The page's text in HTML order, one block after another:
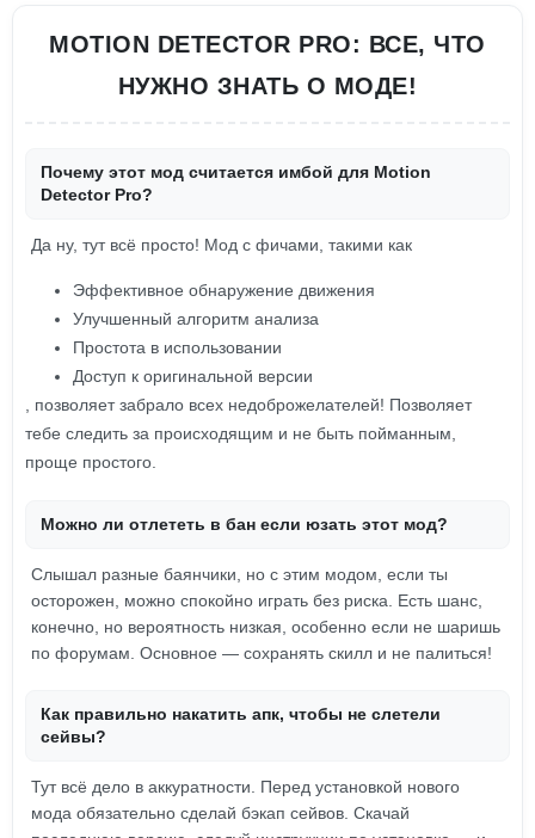
MOTION DETECTOR PRO: ВСЕ, ЧТО
НУЖНО ЗНАТЬ О МОДЕ!
Почему этот мод считается имбой для Motion
Detector Pro?
Да ну, тут всё просто! Мод с фичами, такими как
Эффективное обнаружение движения
Улучшенный алгоритм анализа
Простота в использовании
Доступ к оригинальной версии
, позволяет забрало всех недоброжелателей! Позволяет
тебе следить за происходящим и не быть пойманным,
проще простого.
Можно ли отлететь в бан если юзать этот мод?
Слышал разные баянчики, но с этим модом, если ты
осторожен, можно спокойно играть без риска. Есть шанс,
конечно, но вероятность низкая, особенно если не шаришь
по форумам. Основное — сохранять скилл и не палиться!
Как правильно накатить апк, чтобы не слетели
сейвы?
Тут всё дело в аккуратности. Перед установкой нового
мода обязательно сделай бэкап сейвов. Скачай